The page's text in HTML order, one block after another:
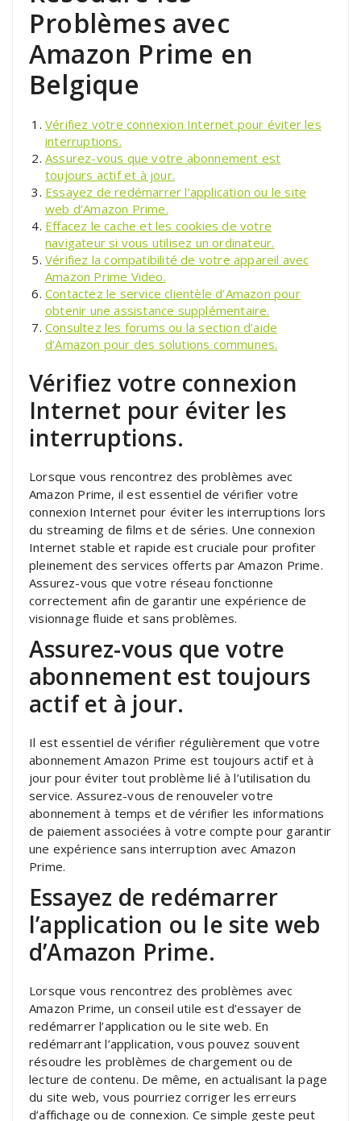
Problèmes avec
Amazon Prime en
Belgique
Vérifiez votre connexion Internet pour éviter les
interruptions.
Assurez-vous que votre abonnement est
toujours actif et à jour.
Essayez de redémarrer l’application ou le site
web d’Amazon Prime.
Effacez le cache et les cookies de votre
navigateur si vous utilisez un ordinateur.
Vérifiez la compatibilité de votre appareil avec
Amazon Prime Video.
Contactez le service clientèle d’Amazon pour
obtenir une assistance supplémentaire.
Consultez les forums ou la section d’aide
d’Amazon pour des solutions communes.
Vérifiez votre connexion
Internet pour éviter les
interruptions.
Lorsque vous rencontrez des problèmes avec
Amazon Prime, il est essentiel de vérifier votre
connexion Internet pour éviter les interruptions lors
du streaming de films et de séries. Une connexion
Internet stable et rapide est cruciale pour profiter
pleinement des services offerts par Amazon Prime.
Assurez-vous que votre réseau fonctionne
correctement afin de garantir une expérience de
visionnage fluide et sans problèmes.
Assurez-vous que votre
abonnement est toujours
actif et à jour.
Il est essentiel de vérifier régulièrement que votre
abonnement Amazon Prime est toujours actif et à
jour pour éviter tout problème lié à l’utilisation du
service. Assurez-vous de renouveler votre
abonnement à temps et de vérifier les informations
de paiement associées à votre compte pour garantir
une expérience sans interruption avec Amazon
Prime.
Essayez de redémarrer
l’application ou le site web
d’Amazon Prime.
Lorsque vous rencontrez des problèmes avec
Amazon Prime, un conseil utile est d’essayer de
redémarrer l’application ou le site web. En
redémarrant l’application, vous pouvez souvent
résoudre les problèmes de chargement ou de
lecture de contenu. De même, en actualisant la page
du site web, vous pourriez corriger les erreurs
d’affichage ou de connexion. Ce simple geste peut